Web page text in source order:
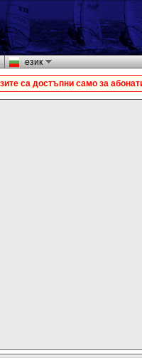
език
са достъпни само за